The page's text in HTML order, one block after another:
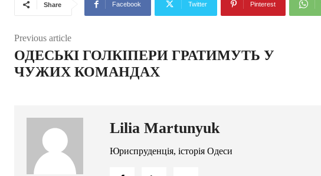
Share Facebook Twitter Pinterest
Previous article
ОДЕСЬКІ ГОЛКІПЕРИ ГРАТИМУТЬ У
ЧУЖИХ КОМАНДАХ
Lilia Martunyuk
Юриспруденція, історія Одеси